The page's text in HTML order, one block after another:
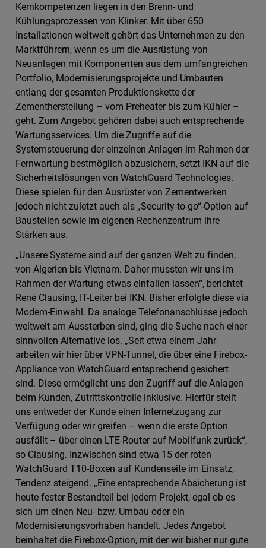
Kernkompetenzen liegen in den Brenn- und
Kühlungsprozessen von Klinker. Mit über 650
Installationen weltweit gehört das Unternehmen zu den
Marktführern, wenn es um die Ausrüstung von
Neuanlagen mit Komponenten aus dem umfangreichen
Portfolio, Modernisierungsprojekte und Umbauten
entlang der gesamten Produktionskette der
Zementherstellung – vom Preheater bis zum Kühler –
geht. Zum Angebot gehören dabei auch entsprechende
Wartungsservices. Um die Zugriffe auf die
Systemsteuerung der einzelnen Anlagen im Rahmen der
Fernwartung bestmöglich abzusichern, setzt IKN auf die
Sicherheitslösungen von WatchGuard Technologies.
Diese spielen für den Ausrüster von Zementwerken
jedoch nicht zuletzt auch als „Security-to-go“-Option auf
Baustellen sowie im eigenen Rechenzentrum ihre
Stärken aus.
„Unsere Systeme sind auf der ganzen Welt zu finden,
von Algerien bis Vietnam. Daher mussten wir uns im
Rahmen der Wartung etwas einfallen lassen“, berichtet
René Clausing, IT-Leiter bei IKN. Bisher erfolgte diese via
Modem-Einwahl. Da analoge Telefonanschlüsse jedoch
weltweit am Aussterben sind, ging die Suche nach einer
sinnvollen Alternative los. „Seit etwa einem Jahr
arbeiten wir hier über VPN-Tunnel, die über eine Firebox-
Appliance von WatchGuard entsprechend gesichert
sind. Diese ermöglicht uns den Zugriff auf die Anlagen
beim Kunden, Zutrittskontrolle inklusive. Hierfür stellt
uns entweder der Kunde einen Internetzugang zur
Verfügung oder wir greifen – wenn die erste Option
ausfällt – über einen LTE-Router auf Mobilfunk zurück“,
so Clausing. Inzwischen sind etwa 15 der roten
WatchGuard T10-Boxen auf Kundenseite im Einsatz,
Tendenz steigend. „Eine entsprechende Absicherung ist
heute fester Bestandteil bei jedem Projekt, egal ob es
sich um einen Neu- bzw. Umbau oder ein
Modernisierungsvorhaben handelt. Jedes Angebot
beinhaltet die Firebox-Option, mit der wir bisher nur gute